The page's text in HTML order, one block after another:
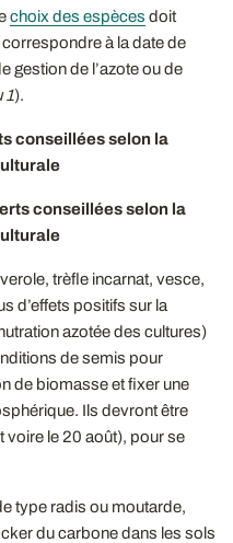
choix des espèces doit
à la date de
gestion de l’azote ou de
1).
conseillées selon la
trèfle incarnat, vesce,
d’effets positifs sur la
azotée des cultures)
de semis pour
de biomasse et fixer une
Ils devront être
voire le 20 août), pour se
type radis ou moutarde,
du carbone dans les sols